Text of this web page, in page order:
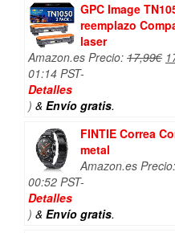
GPC Image
reemplazo
laser
Amazon.es Precio: 17,99€ El
01:14 PST-
Detalles
) & Envío gratis.
FINTIE Correa
metal
Amazon.es Precio:
00:52 PST-
Detalles
) & Envío gratis.